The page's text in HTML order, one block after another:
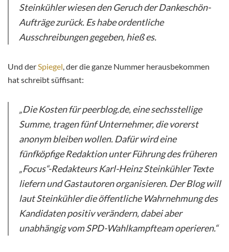
Steinkühler wiesen den Geruch der Dankeschön-
Aufträge zurück. Es habe ordentliche
Ausschreibungen gegeben, hieß es.
Und derSpiegel, der die ganze Nummer herausbekommen
hat schreibt süffisant:
„Die Kosten für peerblog.de, eine sechsstellige
Summe, tragen fünf Unternehmer, die vorerst
anonym bleiben wollen. Dafür wird eine
fünfköpfige Redaktion unter Führung des früheren
„Focus“-Redakteurs Karl-Heinz Steinkühler Texte
liefern und Gastautoren organisieren. Der Blog will
laut Steinkühler die öffentliche Wahrnehmung des
Kandidaten positiv verändern, dabei aber
unabhängig vom SPD-Wahlkampfteam operieren.“